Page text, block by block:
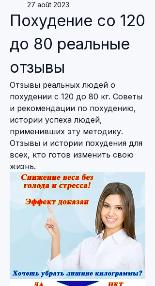
27 août 2023
Похудение со 120
до 80 реальные
отзывы
Отзывы реальных людей о
похудении с 120 до 80 кг. Советы
и рекомендации по похудению,
истории успеха людей,
применивших эту методику.
Отзывы и истории похудения для
всех, кто готов изменить свою
жизнь.